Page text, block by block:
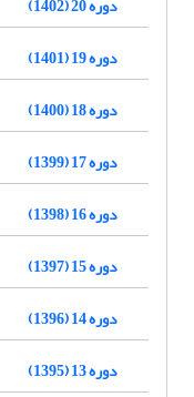
دوره 19 (1401)
دوره 18 (1400)
دوره 17 (1399)
دوره 16 (1398)
دوره 15 (1397)
دوره 14 (1396)
دوره 13 (1395)